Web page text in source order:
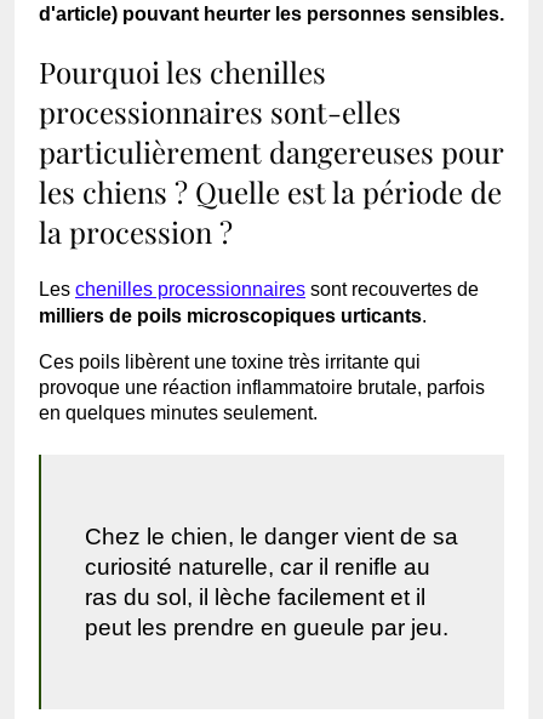
d'article) pouvant heurter les personnes sensibles.
Pourquoi les chenilles
processionnaires sont-elles
particulièrement dangereuses pour
les chiens ? Quelle est la période de
la procession ?
Les chenilles processionnaires sont recouvertes de
milliers de poils microscopiques urticants.
Ces poils libèrent une toxine très irritante qui
provoque une réaction inflammatoire brutale, parfois
en quelques minutes seulement.
Chez le chien, le danger vient de sa
curiosité naturelle, car il renifle au
ras du sol, il lèche facilement et il
peut les prendre en gueule par jeu.